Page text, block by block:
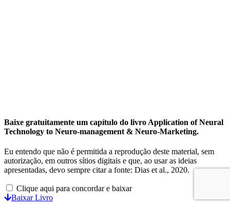
Baixe gratuitamente um capítulo do livro Application of Neural
Technology to Neuro-management & Neuro-Marketing.
Eu entendo que não é permitida a reprodução deste material, sem
autorização, em outros sítios digitais e que, ao usar as ideias
apresentadas, devo sempre citar a fonte: Dias et al., 2020.
Clique aqui para concordar e baixar
Baixar Livro